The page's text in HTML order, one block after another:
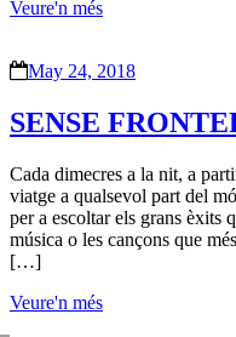
Veure'n més
May 24, 2018
SENSE
Cada dimecres a la nit, a
viatge a qualsevol part del
per a escoltar els grans èxits
música o les cançons que
[…]
Veure'n més